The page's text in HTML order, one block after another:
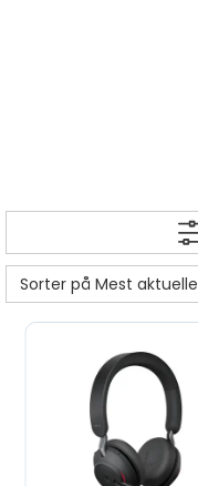
Sorter på Mest aktuelle